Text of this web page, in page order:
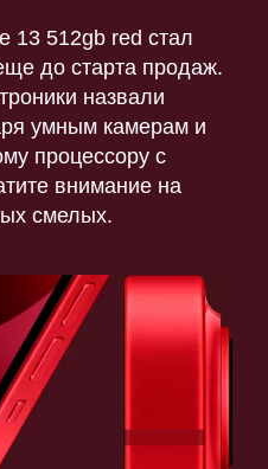
13 512gb red стал
до старта продаж.
назвали
умным камерам и
процессору с
внимание на
смелых.